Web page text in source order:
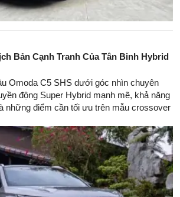
Bản Cạnh Tranh Của Tân Binh Hybrid
Omoda C5 SHS dưới góc nhìn chuyên
động Super Hybrid mạnh mẽ, khả năng
những điểm cần tối ưu trên mẫu crossover